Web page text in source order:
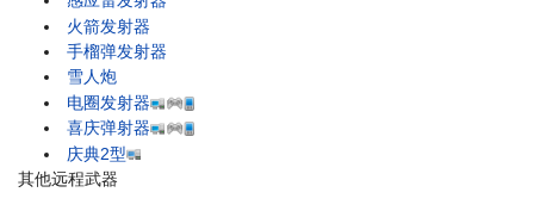
火箭发射器
手榴弹发射器
雪人炮
电圈发射器
喜庆弹射器
庆典2型
其他远程武器